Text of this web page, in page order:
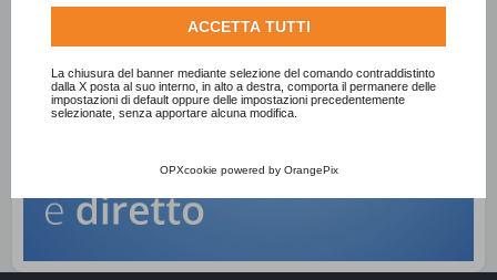
informazioni su come Google utilizza i dati raccolti,
politica sulla privacy di Google
Consulta l'informativa cookie completa.
ACCETTA TUTTI
La chiusura del banner mediante selezione del comando contraddistinto
dalla X posta al suo interno, in alto a destra, comporta il permanere delle
impostazioni di default oppure delle impostazioni precedentemente
selezionate, senza apportare alcuna modifica.
OPXcookie powered by OrangePix